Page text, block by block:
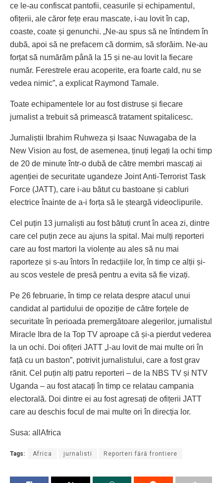
ce le-au confiscat pantofii, ceasurile și echipamentul,
ofițerii, ale căror fețe erau mascate, i-au lovit în cap,
coaste, coate și genunchi. „Ne-au spus să ne întindem în
dubă, apoi să ne prefacem că dormim, să sforăim. Ne-au
forțat să numărăm până la 15 și ne-au lovit la fiecare
număr. Ferestrele erau acoperite, era foarte cald, nu se
vedea nimic”, a explicat Raymond Tamale.
Toate echipamentele lor au fost distruse și fiecare
jurnalist a trebuit să primească tratament spitalicesc.
Jurnaliștii Ibrahim Ruhweza și Isaac Nuwagaba de la
New Vision au fost, de asemenea, ținuți legați la ochi timp
de 20 de minute într-o dubă de către membri mascați ai
agenției de securitate ugandeze Joint Anti-Terrorist Task
Force (JATT), care i-au bătut cu bastoane și cabluri
electrice înainte de a-i forța să le șteargă videoclipurile.
Cel puțin 13 jurnaliști au fost bătuți crunt în acea zi, dintre
care cel puțin zece au ajuns la spital. Mai mulți reporteri
care au fost martori la violențe au ales să nu mai
raporteze și s-au întors în redacțiile lor, în timp ce alții și-
au scos vestele de presă pentru a evita să fie vizați.
Pe 26 februarie, în timp ce relata despre atacul unui
candidat al partidului de opoziție de către forțele de
securitate în perioada premergătoare alegerilor, jurnalistul
Miracle Ibra de la Top TV aproape că și-a pierdut vederea
la un ochi. Doi ofițeri JATT „l-au lovit de mai multe ori în
față cu un baston”, potrivit jurnalistului, care a fost grav
rănit. Cel puțin alți patru reporteri – de la NBS TV și NTV
Uganda – au fost atacați în timp ce relatau campania
electorală. Doi dintre ei au fost agresați de ofițerii JATT
care au deschis focul de mai multe ori în direcția lor.
Susa: allAfrica
Tags: Africa jurnalisti Reporteri fără frontiere